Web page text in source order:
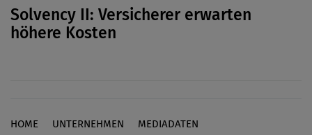
Solvency II: Versicherer erwarten
höhere Kosten
Footer
HOME UNTERNEHMEN
MEDIADATEN